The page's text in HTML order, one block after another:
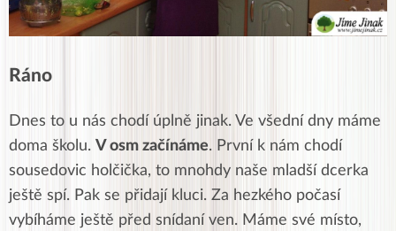
Ráno
Dnes to u nás chodí úplně jinak. Ve všední dny máme
doma školu. V osm začínáme. První k nám chodí
sousedovic holčička, to mnohdy naše mladší dcerka
ještě spí. Pak se přidají kluci. Za hezkého počasí
vybíháme ještě před snídaní ven. Máme své místo,